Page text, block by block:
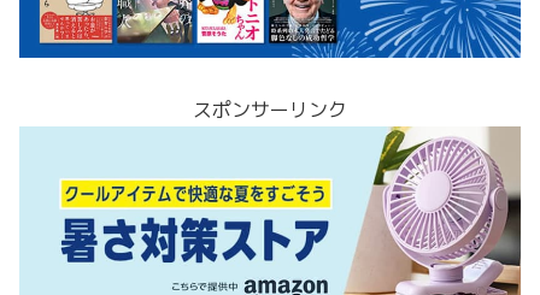
スポンサーリンク